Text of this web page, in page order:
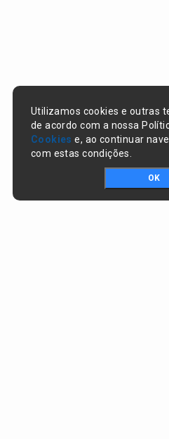
Utilizamos cookies e outras
de acordo com a nossa
Cookies e, ao continuar
com estas condições.
OK